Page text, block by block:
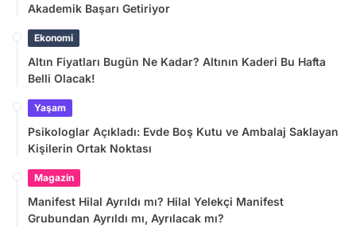
Akademik Başarı Getiriyor
Ekonomi
Altın Fiyatları Bugün Ne Kadar? Altının Kaderi Bu Hafta
Belli Olacak!
Yaşam
Psikologlar Açıkladı: Evde Boş Kutu ve Ambalaj Saklayan
Kişilerin Ortak Noktası
Magazin
Manifest Hilal Ayrıldı mı? Hilal Yelekçi Manifest
Grubundan Ayrıldı mı, Ayrılacak mı?